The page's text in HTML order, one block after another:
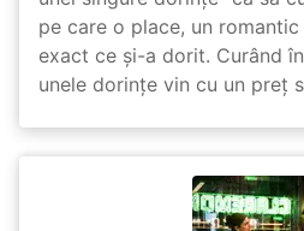
pe care o place, un
exact ce și-a dorit. Curând
unele dorințe vin cu un preț